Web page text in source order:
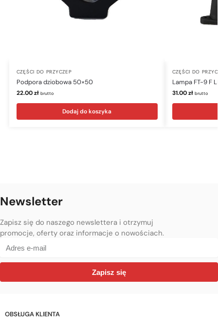
CZĘŚCI DO PRZYCZEP
Podpora dziobowa 50×50
22.00zł brutto
Dodaj do koszyka
CZĘŚCI DO
Lampa FT-9 F
31.00zł brutto
Newsletter
Zapisz się do naszego newslettera i otrzymuj
promocje, oferty oraz informacje o nowościach.
Zapisz się
OBSŁUGA KLIENTA